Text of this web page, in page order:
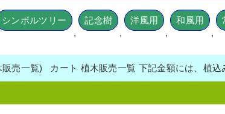
シンボルツリー
,
記念樹
,
洋風用
,
和風用
,
売一覧) カート 植木販売一覧 下記金額には、植込